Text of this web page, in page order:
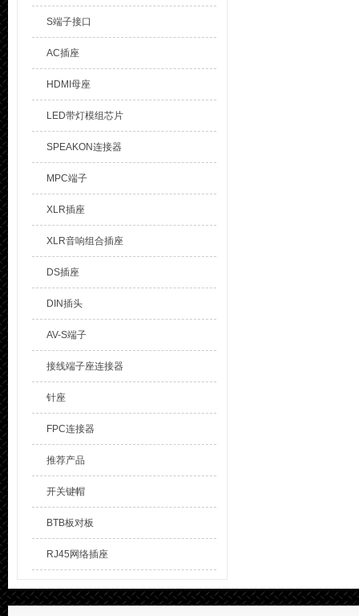
S端子接口
AC插座
HDMI母座
LED带灯模组芯片
SPEAKON连接器
MPC端子
XLR插座
XLR音响组合插座
DS插座
DIN插头
AV-S端子
接线端子座连接器
针座
FPC连接器
推荐产品
开关键帽
BTB板对板
RJ45网络插座